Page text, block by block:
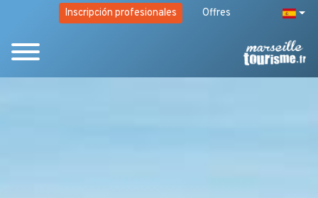
Inscripción profesionales Offres